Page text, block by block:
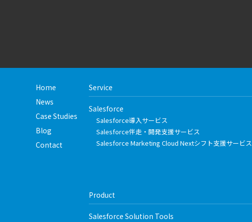
Home
News
Case Studies
Blog
Contact
Service
Salesforce
Salesforce導入サービス
Salesforce伴走・開発支援サービス
Salesforce Marketing Cloud Nextシフト支援サービス
Product
Salesforce Solution Tools